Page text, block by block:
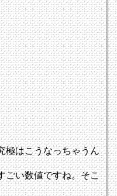
極はこうなっちゃうん
い数値ですね。そこ